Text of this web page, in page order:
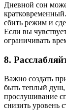
Дневной сон
сбить режим и
Если вы
ограничивать
8.
Важно создать
быть теплый душ,
прослушивание
снизить уровень